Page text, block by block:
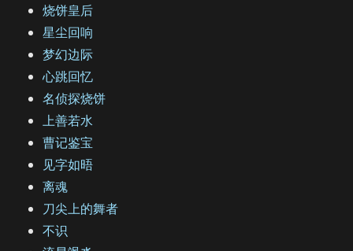
烧饼皇后
星尘回响
梦幻边际
心跳回忆
名侦探烧饼
上善若水
曹记鉴宝
见字如晤
离魂
刀尖上的舞者
不识